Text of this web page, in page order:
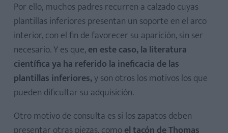
Por ello, muchos padres recurren a calzado cuyas
plantillas inferiores presentan un soporte en el arco
interior, con el fin de favorecer su aparición, sin ser
necesario. Y es que,en este caso, la literatura
científica ya ha referido la ineficacia de las
plantillas inferiores,y son otros los motivos los que
pueden dificultar su adquisición.
Otro motivo de consulta es si los zapatos deben